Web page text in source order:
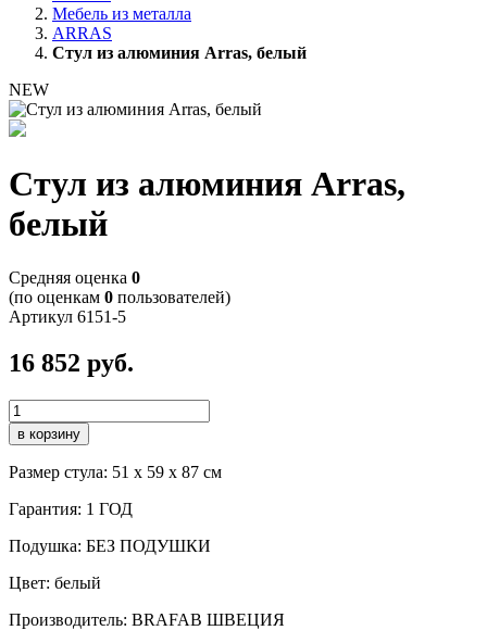
Мебель из металла
ARRAS
Стул из алюминия Arras, белый
NEW
Стул из алюминия Arras,
белый
Cредняя оценка 0
(по оценкам 0 пользователей)
Артикул 6151-5
16 852 руб.
в корзину
Размер стула: 51 х 59 х 87 см
Гарантия: 1 ГОД
Подушка: БЕЗ ПОДУШКИ
Цвет: белый
Производитель: BRAFAB ШВЕЦИЯ